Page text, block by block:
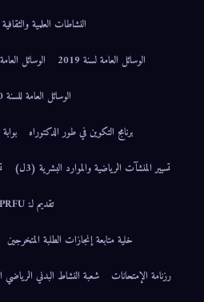
النشاطات العلمية والثقافية
الوسائل العامة لسنة 2019
الوسائل العامة
الوسائل العامة للسنة 2020
برنامج التكوين في طور الدكتوراه
تسيير المنشآت الرياضية والموارد البشرية (3ل)
تقديم لـ: PRFU
خلية متابعة إنجازات الطلبة المتخرجين
رزنامة الإمتحانات
شعبة النشاط البدني